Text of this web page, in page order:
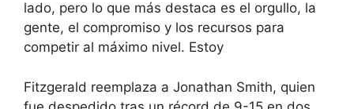
lado, pero lo que más destaca es el orgullo, la
gente, el compromiso y los recursos para
competir al máximo nivel. Estoy
Fitzgerald reemplaza a Jonathan Smith, quien